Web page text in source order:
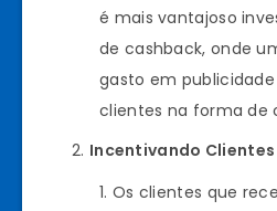
é mais vantajoso
de cashback, onde
gasto em
clientes na forma de
Incentivando Clientes
Os clientes que